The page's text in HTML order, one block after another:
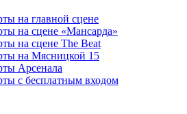
на главной сцене
на сцене «Мансарда»
на сцене The Beat
на Мясницкой 15
Арсенала
с бесплатным входом